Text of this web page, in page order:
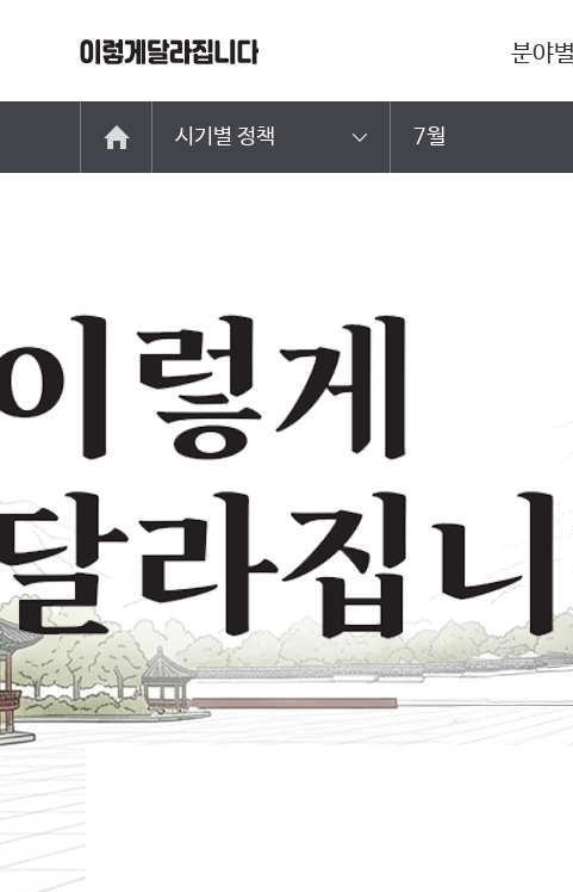
분야
시기별 정책 7월